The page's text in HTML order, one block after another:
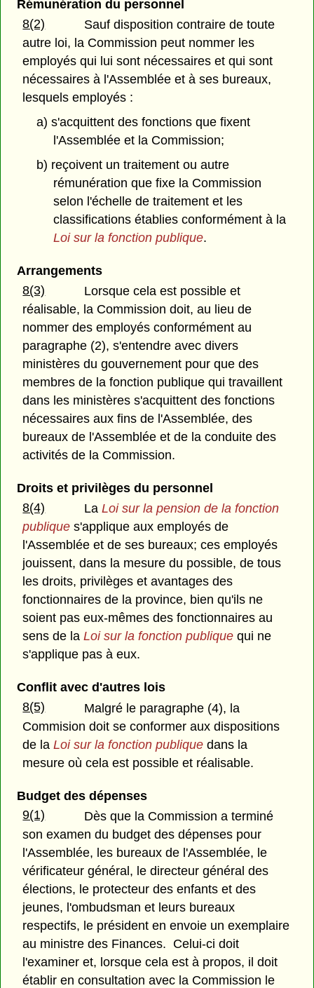
Rémunération du personnel
8(2)
Sauf disposition contraire de toute
autre loi, la Commission peut nommer les
employés qui lui sont nécessaires et qui sont
nécessaires à l'Assemblée et à ses bureaux,
lesquels employés :
a) s'acquittent des fonctions que fixent
l'Assemblée et la Commission;
b) reçoivent un traitement ou autre
rémunération que fixe la Commission
selon l'échelle de traitement et les
classifications établies conformément à la
Loi sur la fonction publique.
Arrangements
8(3)
Lorsque cela est possible et
réalisable, la Commission doit, au lieu de
nommer des employés conformément au
paragraphe (2), s'entendre avec divers
ministères du gouvernement pour que des
membres de la fonction publique qui travaillent
dans les ministères s'acquittent des fonctions
nécessaires aux fins de l'Assemblée, des
bureaux de l'Assemblée et de la conduite des
activités de la Commission.
Droits et privilèges du personnel
8(4)
LaLoi sur la pension de la fonction
publique s'applique aux employés de
l'Assemblée et de ses bureaux; ces employés
jouissent, dans la mesure du possible, de tous
les droits, privilèges et avantages des
fonctionnaires de la province, bien qu'ils ne
soient pas eux-mêmes des fonctionnaires au
sens de laLoi sur la fonction publique qui ne
s'applique pas à eux.
Conflit avec d'autres lois
8(5)
Malgré le paragraphe (4), la
Commision doit se conformer aux dispositions
de laLoi sur la fonction publique dans la
mesure où cela est possible et réalisable.
Budget des dépenses
9(1)
Dès que la Commission a terminé
son examen du budget des dépenses pour
l'Assemblée, les bureaux de l'Assemblée, le
vérificateur général, le directeur général des
élections, le protecteur des enfants et des
jeunes, l'ombudsman et leurs bureaux
respectifs, le président en envoie un exemplaire
au ministre des Finances. Celui-ci doit
l'examiner et, lorsque cela est à propos, il doit
établir en consultation avec la Commission le